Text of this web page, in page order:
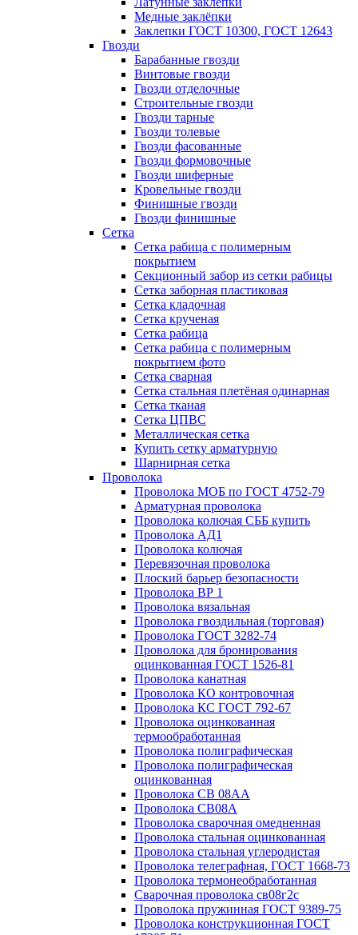
Медные заклёпки
Заклепки ГОСТ 10300, ГОСТ 12643
Гвозди
Барабанные гвозди
Винтовые гвозди
Гвозди отделочные
Строительные гвозди
Гвозди тарные
Гвозди толевые
Гвозди фасованные
Гвозди формовочные
Гвозди шиферные
Кровельные гвозди
Финишные гвозди
Гвозди финишные
Сетка
Сетка рабица с полимерным
покрытием
Секционный забор из сетки рабицы
Сетка заборная пластиковая
Сетка кладочная
Сетка крученая
Сетка рабица
Сетка рабица с полимерным
покрытием фото
Сетка сварная
Сетка стальная плетёная одинарная
Сетка тканая
Сетка ЦПВС
Металлическая сетка
Купить сетку арматурную
Шарнирная сетка
Проволока
Проволока МОБ по ГОСТ 4752-79
Арматурная проволока
Проволока колючая СББ купить
Проволока АД1
Проволока колючая
Перевязочная проволока
Плоский барьер безопасности
Проволока ВР 1
Проволока вязальная
Проволока гвоздильная (торговая)
Проволока ГОСТ 3282-74
Проволока для бронирования
оцинкованная ГОСТ 1526-81
Проволока канатная
Проволока КО контровочная
Проволока КС ГОСТ 792-67
Проволока оцинкованная
термообработанная
Проволока полиграфическая
Проволока полиграфическая
оцинкованная
Проволока СВ 08АА
Проволока СВ08А
Проволока сварочная омедненная
Проволока стальная оцинкованная
Проволока стальная углеродистая
Проволока телеграфная, ГОСТ 1668-73
Проволока термонеобработанная
Сварочная проволока св08г2с
Проволока пружинная ГОСТ 9389-75
Проволока конструкционная ГОСТ